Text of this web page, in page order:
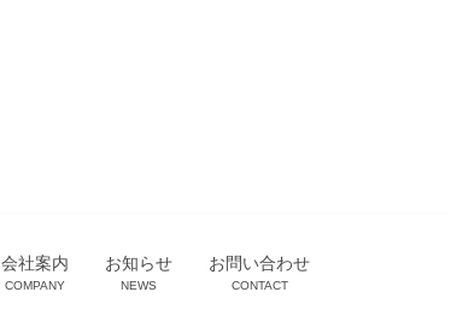
会社案内
COMPANY
お知らせ
NEWS
お問い合わせ
CONTACT